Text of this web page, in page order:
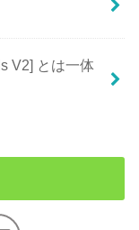
V2] とは一体